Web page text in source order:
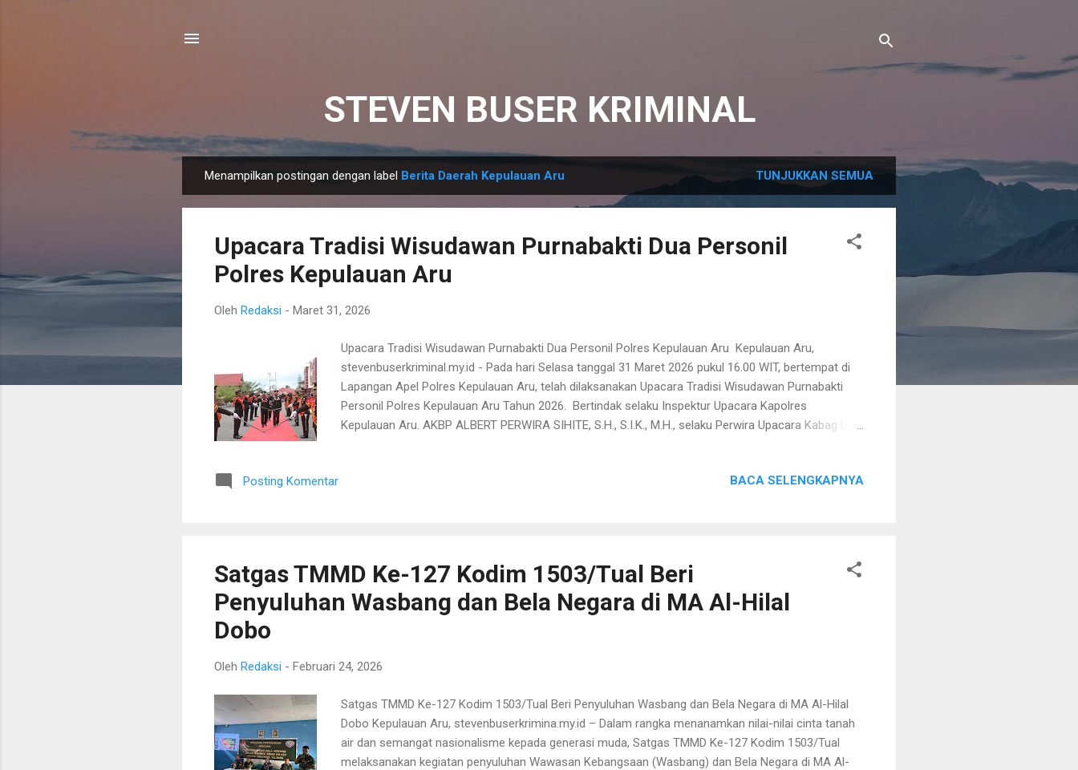
STEVEN BUSER KRIMINAL
o
Menampilkan postingan dengan label Berita Daerah Kepulauan Aru TUNJUKKAN SEMUA
Upacara Tradisi Wisudawan Purnabakti Dua Personil
Polres Kepulauan Aru
Oleh Redaksi - Maret 31, 2026
Upacara Tradisi Wisudawan Purnabakti Dua Personil Polres Kepulauan Aru Kepulauan Aru,
stevenbuserkriminal.my.id - Pada hari Selasa tanggal 31 Maret 2026 pukul 16.00 WIT, bertempat di
Lapangan Apel Polres Kepulauan Aru, telah dilaksanakan Upacara Tradisi Wisudawan Purnabakti
Personil Polres Kepulauan Aru Tahun 2026. Bertindak selaku Inspektur Upacara Kapolres
Kepulauan Aru. AKBP ALBERT PERWIRA SIHITE, S.H., S.I.K., M.H., selaku Perwira Upacara Kabag Log
Bhayangkari Polres Kepulauan Aru. - 1 Regu PJU Polres Kepulauan Aru. - 1 Regu Sat Samapta
Posting Komentar BACA SELENGKAPNYA
Satgas TMMD Ke-127 Kodim 1503/Tual Beri
Penyuluhan Wasbang dan Bela Negara di MA Al-Hilal
Dobo
Oleh Redaksi - Februari 24, 2026
Satgas TMMD Ke-127 Kodim 1503/Tual Beri Penyuluhan Wasbang dan Bela Negara di MA Al-Hilal
Dobo Kepulauan Aru, stevenbuserkrimina.my.id – Dalam rangka menanamkan nilai-nilai cinta tanah
air dan semangat nasionalisme kepada generasi muda, Satgas TMMD Ke-127 Kodim 1503/Tual
melaksanakan kegiatan penyuluhan Wawasan Kebangsaan (Wasbang) dan Bela Negara di MA Al-